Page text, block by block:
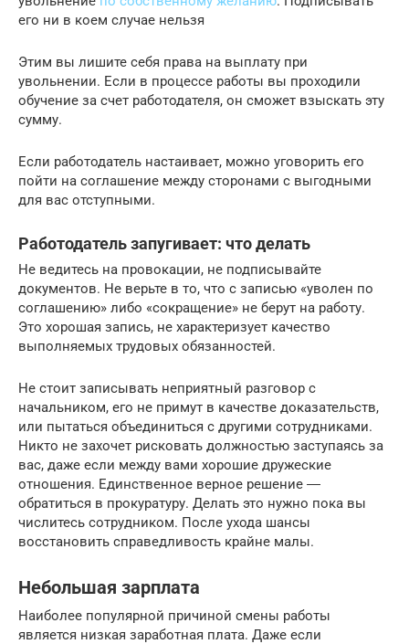
его ни в коем случае нельзя
Этим вы лишите себя права на выплату при
увольнении. Если в процессе работы вы проходили
обучение за счет работодателя, он сможет взыскать эту
сумму.
Если работодатель настаивает, можно уговорить его
пойти на соглашение между сторонами с выгодными
для вас отступными.
Работодатель запугивает: что делать
Не ведитесь на провокации, не подписывайте
документов. Не верьте в то, что с записью «уволен по
соглашению» либо «сокращение» не берут на работу.‎
Это хорошая запись, не характеризует качество
выполняемых трудовых обязанностей.
Не стоит записывать неприятный разговор с
начальником, его не примут в качестве доказательств,
или пытаться объединиться с другими сотрудниками.
Никто не захочет рисковать должностью заступаясь за
вас, даже если между вами хорошие дружеские
отношения. Единственное верное решение ―
обратиться в прокуратуру. Делать это нужно пока вы
числитесь сотрудником. После ухода шансы
восстановить справедливость крайне малы.
Небольшая зарплата
Наиболее популярной причиной смены работы
является низкая заработная плата. Даже если